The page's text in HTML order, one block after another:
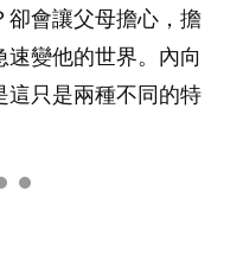
卻會讓父母擔心，擔
變他的世界。內向
這只是兩種不同的特
認識婚姻的真相！...
務要做。可惜，有
——關注自己的情緒